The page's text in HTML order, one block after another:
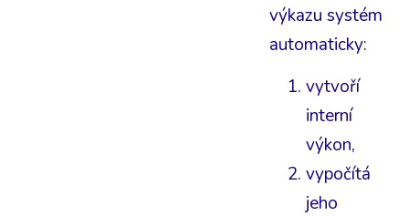
výkazu systém
automaticky:
vytvoří
interní
výkon,
vypočítá
jeho